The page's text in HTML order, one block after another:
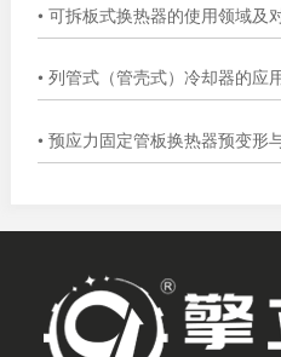
• 可拆板式换热器的使用领域及
• 列管式（管壳式）冷却器的应